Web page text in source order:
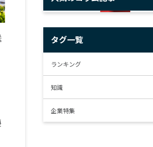
タグ一覧
ランキング
知識
企業特集